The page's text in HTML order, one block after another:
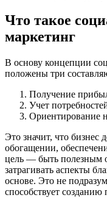
Что такое
маркетинг
В основу концепции
положены три
Получение
Учет
Ориентирование
Это значит, что бизнес
обогащении,
цель — быть полезным
затрагивать аспекты
основе. Это не
способствует